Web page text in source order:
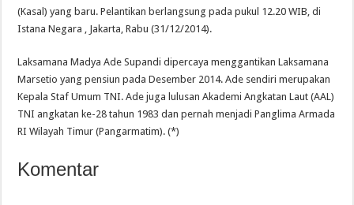
(Kasal) yang baru. Pelantikan berlangsung pada pukul 12.20 WIB, di
Istana Negara , Jakarta, Rabu (31/12/2014).
Laksamana Madya Ade Supandi dipercaya menggantikan Laksamana
Marsetio yang pensiun pada Desember 2014. Ade sendiri merupakan
Kepala Staf Umum TNI. Ade juga lulusan Akademi Angkatan Laut (AAL)
TNI angkatan ke-28 tahun 1983 dan pernah menjadi Panglima Armada
RI Wilayah Timur (Pangarmatim). (*)
Komentar